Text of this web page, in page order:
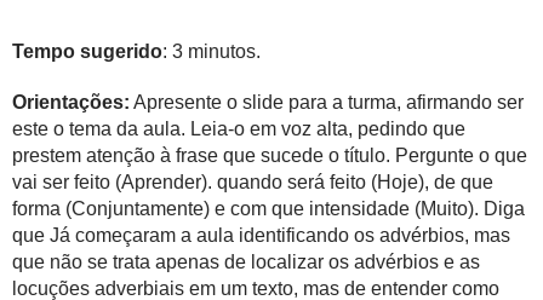
Tempo sugerido: 3 minutos.
Orientações: Apresente o slide para a turma, afirmando ser
este o tema da aula. Leia-o em voz alta, pedindo que
prestem atenção à frase que sucede o título. Pergunte o que
vai ser feito (Aprender). quando será feito (Hoje), de que
forma (Conjuntamente) e com que intensidade (Muito). Diga
que Já começaram a aula identificando os advérbios, mas
que não se trata apenas de localizar os advérbios e as
locuções adverbiais em um texto, mas de entender como